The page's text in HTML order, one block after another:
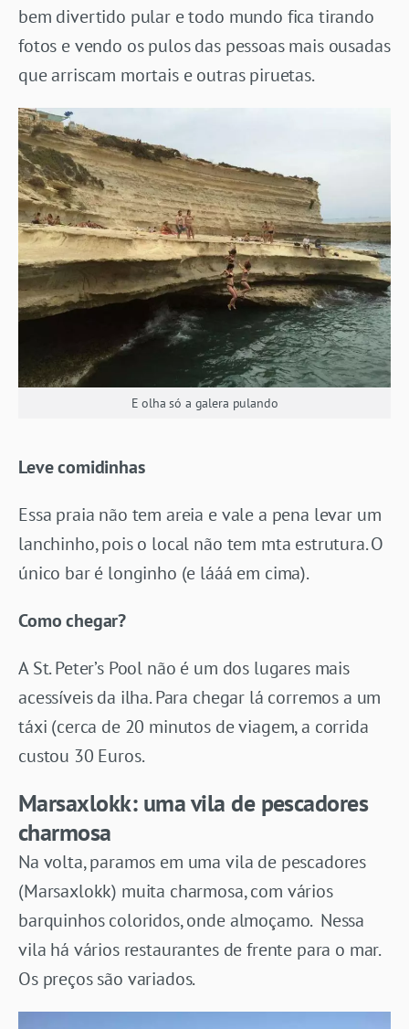
bem divertido pular e todo mundo fica tirando
fotos e vendo os pulos das pessoas mais ousadas
que arriscam mortais e outras piruetas.
E olha só a galera pulando
Leve comidinhas
Essa praia não tem areia e vale a pena levar um
lanchinho, pois o local não tem mta estrutura. O
único bar é longinho (e lááá em cima).
Como chegar?
A St. Peter’s Pool não é um dos lugares mais
acessíveis da ilha. Para chegar lá corremos a um
táxi (cerca de 20 minutos de viagem, a corrida
custou 30 Euros.
Marsaxlokk: uma vila de pescadores
charmosa
Na volta, paramos em uma vila de pescadores
(Marsaxlokk) muita charmosa, com vários
barquinhos coloridos, onde almoçamo. Nessa
vila há vários restaurantes de frente para o mar.
Os preços são variados.